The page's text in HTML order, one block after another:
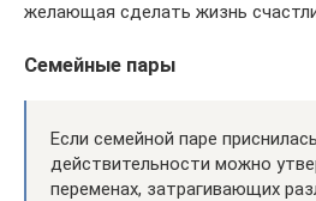
желающая сделать жизнь
Семейные пары
Если семейной паре
действительности можно
переменах, затрагивающих